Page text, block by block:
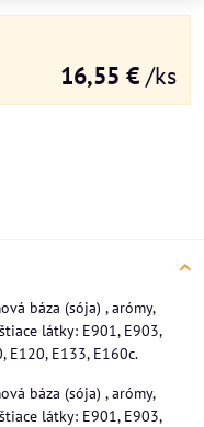
16,55 € /ks
báza (sója) , arómy,
látky: E901, E903,
E120, E133, E160c.
báza (sója) , arómy,
látky: E901, E903,